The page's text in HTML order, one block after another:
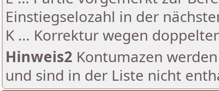
Einstiegselozahl in der
K ... Korrektur wegen
Hinweis2 Kontumazen
und sind in der Liste nicht